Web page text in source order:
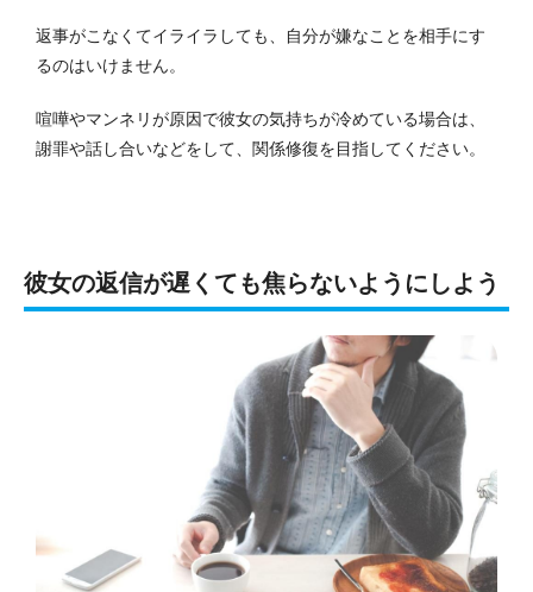
返事がこなくてイライラしても、自分が嫌なことを相手にす
るのはいけません。
喧嘩やマンネリが原因で彼女の気持ちが冷めている場合は、
謝罪や話し合いなどをして、関係修復を目指してください。
彼女の返信が遅くても焦らないようにしよう